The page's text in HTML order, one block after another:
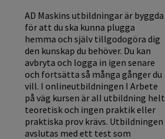
AD Maskins utbildningar är byggda
för att du ska kunna plugga
hemma och själv tillgodogöra dig
den kunskap du behöver. Du kan
avbryta och logga in igen senare
och fortsätta så många gånger du
vill. I onlineutbildningen I Arbete
på väg kursen är all utbildning helt
teoretisk och ingen praktik eller
praktiska prov krävs. Utbildningen
avslutas med ett test som